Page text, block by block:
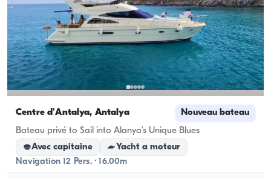
Centre d'Antalya, Antalya Nouveau bateau
Bateau privé to Sail into Alanya’s Unique Blues
Avec capitaine
Yacht a moteur
Navigation 12 Pers. · 16.00m